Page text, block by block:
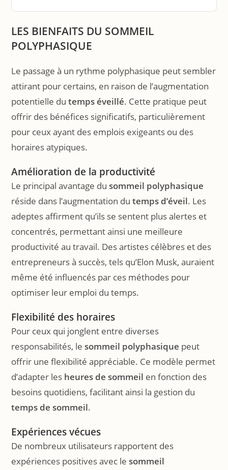
LES BIENFAITS DU SOMMEIL
POLYPHASIQUE
Le passage à un rythme polyphasique peut sembler
attirant pour certains, en raison de l’augmentation
potentielle dutemps éveillé. Cette pratique peut
offrir des bénéfices significatifs, particulièrement
pour ceux ayant des emplois exigeants ou des
horaires atypiques.
Amélioration de la productivité
Le principal avantage dusommeil polyphasique
réside dans l’augmentation dutemps d’éveil. Les
adeptes affirment qu’ils se sentent plus alertes et
concentrés, permettant ainsi une meilleure
productivité au travail. Des artistes célèbres et des
entrepreneurs à succès, tels qu’Elon Musk, auraient
même été influencés par ces méthodes pour
optimiser leur emploi du temps.
Flexibilité des horaires
Pour ceux qui jonglent entre diverses
responsabilités, lesommeil polyphasique peut
offrir une flexibilité appréciable. Ce modèle permet
d’adapter les heures de sommeil en fonction des
besoins quotidiens, facilitant ainsi la gestion du
temps de sommeil.
Expériences vécues
De nombreux utilisateurs rapportent des
expériences positives avec lesommeil